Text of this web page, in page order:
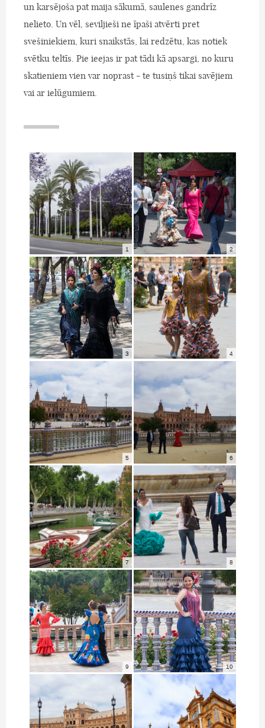
un karsējoša pat maija sākumā, saulenes gandrīz
nelieto. Un vēl, seviljieši ne īpaši atvērti pret
svešiniekiem, kuri snaikstās, lai redzētu, kas notiek
svētku teltīs. Pie ieejas ir pat tādi kā apsargi, no kuru
skatieniem vien var noprast - te tusiņš tikai savējiem
vai ar ielūgumiem.
1 2
3 4
5 6
7 8
9 10